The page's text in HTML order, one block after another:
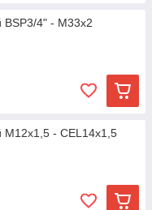
BSP3/4" - М33х2
М12х1,5 - CEL14х1,5